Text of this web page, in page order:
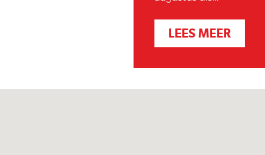
LEES MEER